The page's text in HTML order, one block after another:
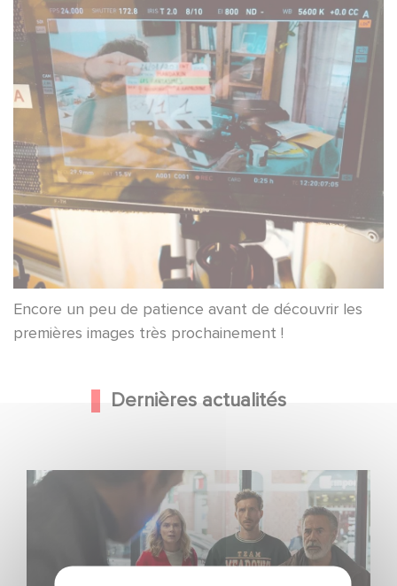
Encore un peu de patience avant de découvrir les
premières images très prochainement !
Dernières actualités
Une nouvelle comédie avec Baptiste Lecaplain et José
Garcia en 2027 !